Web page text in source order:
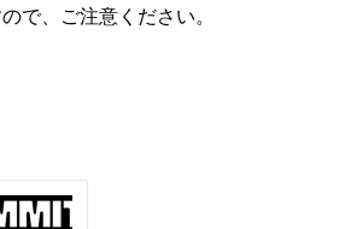
で、ご注意ください。